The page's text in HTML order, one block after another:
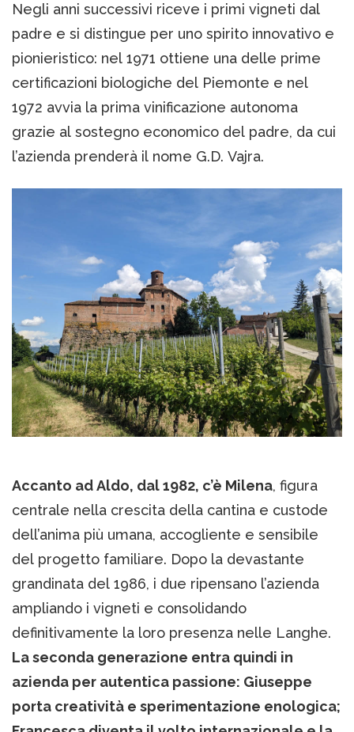
Negli anni successivi riceve i primi vigneti dal
padre e si distingue per uno spirito innovativo e
pionieristico: nel 1971 ottiene una delle prime
certificazioni biologiche del Piemonte e nel
1972 avvia la prima vinificazione autonoma
grazie al sostegno economico del padre, da cui
l’azienda prenderà il nome G.D. Vajra.
Accanto ad Aldo, dal 1982, c’è Milena, figura
centrale nella crescita della cantina e custode
dell’anima più umana, accogliente e sensibile
del progetto familiare. Dopo la devastante
grandinata del 1986, i due ripensano l’azienda
ampliando i vigneti e consolidando
definitivamente la loro presenza nelle Langhe.
La seconda generazione entra quindi in
azienda per autentica passione: Giuseppe
porta creatività e sperimentazione enologica;